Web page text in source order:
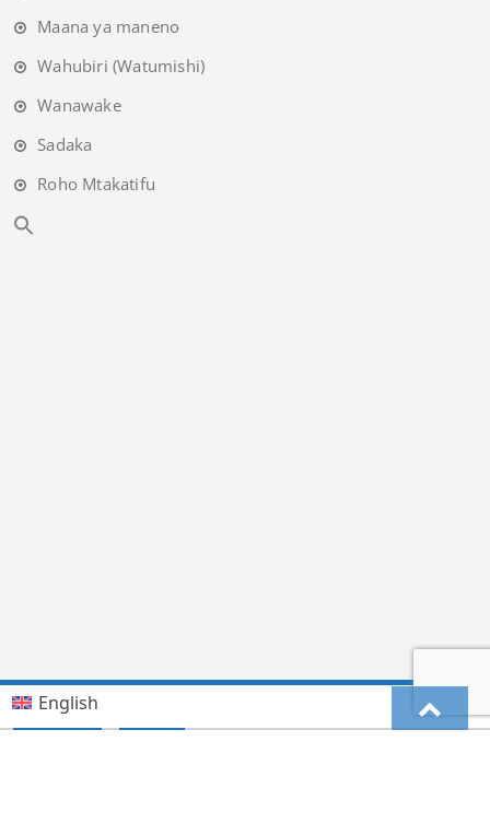
Maana ya maneno
Wahubiri (Watumishi)
Wanawake
Sadaka
Roho Mtakatifu
English
Kiswahili (Tanzania)